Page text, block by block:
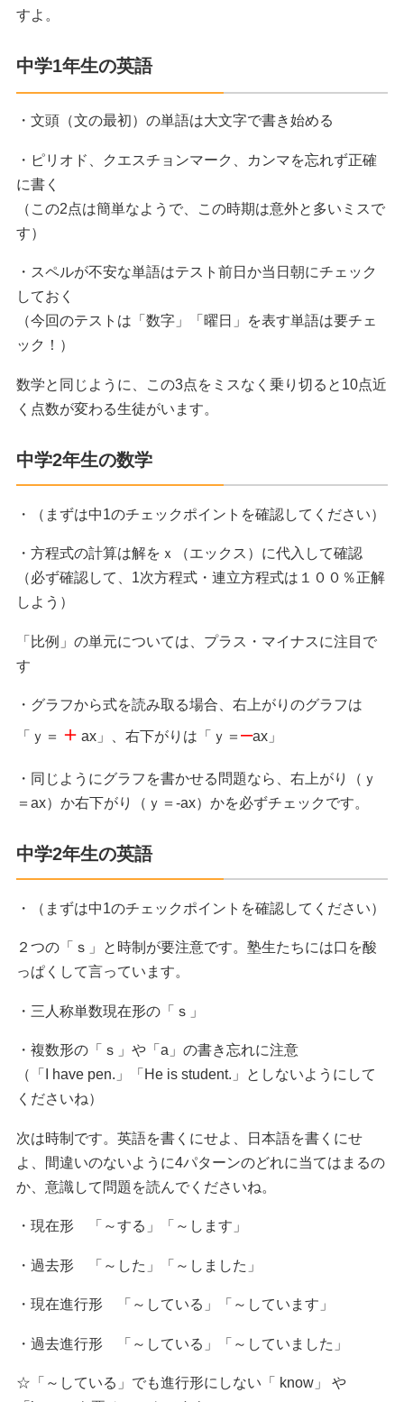
すよ。
中学1年生の英語
・文頭（文の最初）の単語は大文字で書き始める
・ピリオド、クエスチョンマーク、カンマを忘れず正確
に書く
（この2点は簡単なようで、この時期は意外と多いミスで
す）
・スペルが不安な単語はテスト前日か当日朝にチェック
しておく
（今回のテストは「数字」「曜日」を表す単語は要チェ
ック！）
数学と同じように、この3点をミスなく乗り切ると10点近
く点数が変わる生徒がいます。
中学2年生の数学
・（まずは中1のチェックポイントを確認してください）
・方程式の計算は解をｘ（エックス）に代入して確認
（必ず確認して、1次方程式・連立方程式は１００％正解
しよう）
「比例」の単元については、 プラス・マイナスに注目で
す
・グラフから式を読み取る場合、右上がりのグラフは
「ｙ＝ ＋ ax」、右下がりは「ｙ＝ –ax」
・同じようにグラフを書かせる問題なら、右上がり（ｙ
＝ax）か右下がり（ｙ＝-ax）かを必ずチェックです。
中学2年生の英語
・（まずは中1のチェックポイントを確認してください）
２つの「ｓ」と時制が要注意です。塾生たちには口を酸
っぱくして言っています。
・三人称単数現在形の「ｓ」
・複数形の「ｓ」や「a」の書き忘れに注意
（「I have pen.」「He is student.」としないようにして
くださいね）
次は時制です。英語を書くにせよ、日本語を書くにせ
よ、間違いのないように4パターンのどれに当てはまるの
か、意識して問題を読んでくださいね。
・現在形 「～する」「～します」
・過去形 「～した」「～しました」
・現在進行形 「～している」「～しています」
・過去進行形 「～している」「～していました」
☆「～している」でも進行形にしない「 know」 や